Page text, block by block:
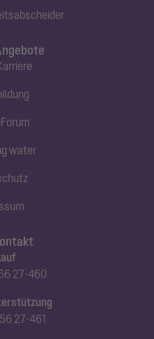
27-460
27-461
water